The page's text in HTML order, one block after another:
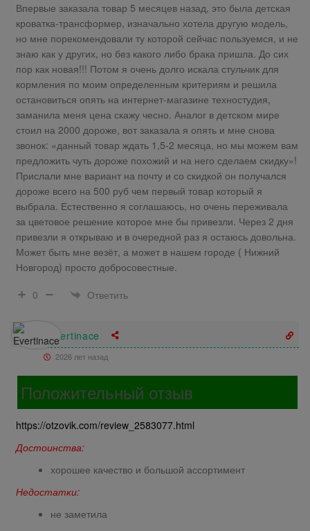
Впервые заказала товар 5 месяцев назад, это была детская
кроватка-трансформер, изначально хотела другую модель,
но мне порекомендовали ту которой сейчас пользуемся, и не
знаю как у других, но без какого либо брака пришла. До сих
пор как новая!!! Потом я очень долго искала стульчик для
кормления по моим определенным критериям и решила
остановиться опять на интернет-магазине техностудия,
заманила меня цена скажу чесно. Аналог в детском мире
стоил на 2000 дороже, вот заказала я опять и мне снова
звонок: «данный товар ждать 1,5-2 месяца, но мы можем вам
предложить чуть дороже похожий и на него сделаем скидку»!
Прислали мне вариант на почту и со скидкой он получался
дороже всего на 500 руб чем первый товар который я
выбрала. Естественно я соглашаюсь, но очень переживала
за цветовое решение которое мне бы привезли. Через 2 дня
привезли я открываю и в очередной раз я остаюсь довольна.
Может быть мне везёт, а может в нашем городе ( Нижний
Новгород) просто добросовестные.
0
Ответить
Evertinace
2026 лет назад
Положительный отзыв
https://otzovik.com/review_2583077.html
Достоинства:
хорошее качество и большой ассортимент
Недостатки:
не заметила